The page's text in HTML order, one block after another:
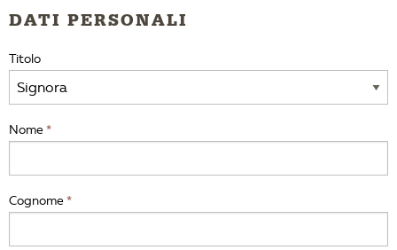
DATI PERSONALI
Titolo
Nome
Cognome